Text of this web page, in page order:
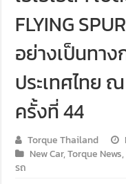
FLYING
อย่างเป็นทาง
ประเทศไทย
ครั้งที่ 44
Torque Thailand
New Car,Torque News,
รถ